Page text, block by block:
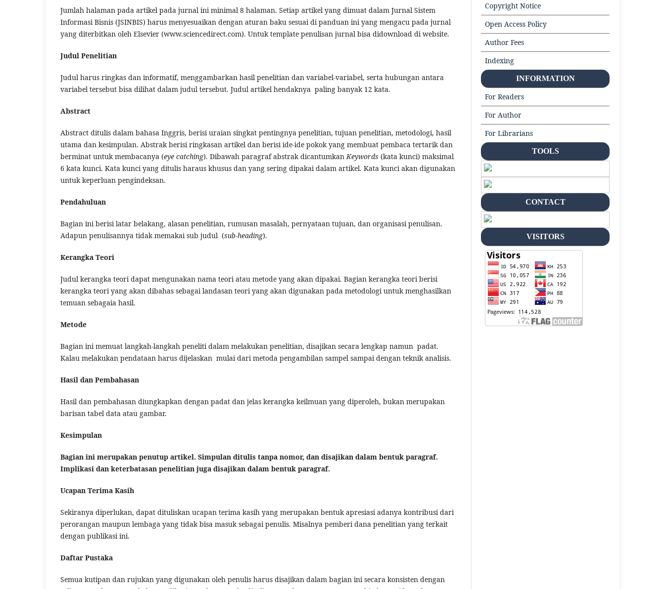
Jumlah halaman pada artikel pada jurnal ini minimal 8 halaman. Setiap artikel yang dimuat dalam Jurnal Sistem
Informasi Bisnis (JSINBIS) harus menyesuaikan dengan aturan baku sesuai di panduan ini yang mengacu pada jurnal
yang diterbitkan oleh Elsevier (www.sciencedirect.com). Untuk template penulisan jurnal bisa didownload di website.
Judul Penelitian
Judul harus ringkas dan informatif, menggambarkan hasil penelitian dan variabel-variabel, serta hubungan antara
variabel tersebut bisa dilihat dalam judul tersebut. Judul artikel hendaknya paling banyak 12 kata.
Abstract
Abstract ditulis dalam bahasa Inggris, berisi uraian singkat pentingnya penelitian, tujuan penelitian, metodologi, hasil
utama dan kesimpulan. Abstrak berisi ringkasan artikel dan berisi ide-ide pokok yang membuat pembaca tertarik dan
berminat untuk membacanya (eye catching). Dibawah paragraf abstrak dicantumkanKeywords (kata kunci) maksimal
6 kata kunci. Kata kunci yang ditulis haraus khusus dan yang sering dipakai dalam artikel. Kata kunci akan digunakan
untuk keperluan pengindeksan.
Pendahuluan
Bagian ini berisi latar belakang, alasan penelitian, rumusan masalah, pernyataan tujuan, dan organisasi penulisan.
Adapun penulisannya tidak memakai sub judul (sub-heading).
Kerangka Teori
Judul kerangka teori dapat mengunakan nama teori atau metode yang akan dipakai. Bagian kerangka teori berisi
kerangka teori yang akan dibahas sebagai landasan teori yang akan digunakan pada metodologi untuk menghasilkan
temuan sebagaia hasil.
Metode
Bagian ini memuat langkah-langkah peneliti dalam melakukan penelitian, disajikan secara lengkap namun padat.
Kalau melakukan pendataan harus dijelaskan mulai dari metoda pengambilan sampel sampai dengan teknik analisis.
Hasil dan Pembahasan
Hasil dan pembahasan diungkapkan dengan padat dan jelas kerangka keilmuan yang diperoleh, bukan merupakan
barisan tabel data atau gambar.
Kesimpulan
Bagian ini merupakan penutup artikel. Simpulan ditulis tanpa nomor, dan disajikan dalam bentuk paragraf.
Implikasi dan keterbatasan penelitian juga disajikan dalam bentuk paragraf.
Ucapan Terima Kasih
Sekiranya diperlukan, dapat dituliskan ucapan terima kasih yang merupakan bentuk apresiasi adanya kontribusi dari
perorangan maupun lembaga yang tidak bisa masuk sebagai penulis. Misalnya pemberi dana penelitian yang terkait
dengan publikasi ini.
Daftar Pustaka
Semua kutipan dan rujukan yang digunakan oleh penulis harus disajikan dalam bagian ini secara konsisten dengan
Copyright Notice
Open Access Policy
Author Fees
Indexing
INFORMATION
For Readers
For Author
For Librarians
TOOLS
CONTACT
VISITORS